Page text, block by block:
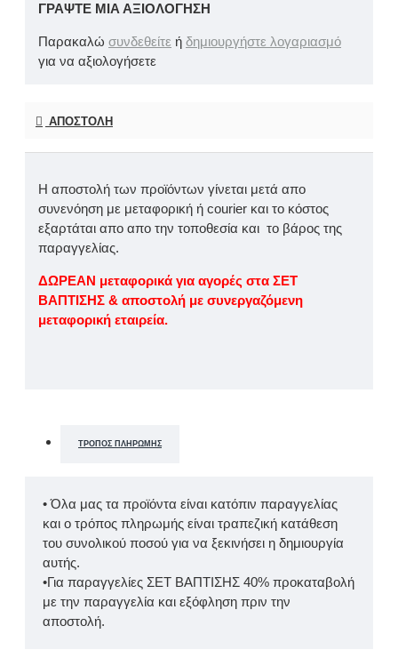
ΓΡΆΨΤΕ ΜΙΑ ΑΞΙΟΛΌΓΗΣΗ
Παρακαλώ συνδεθείτε ή δημιουργήστε λογαριασμό
για να αξιολογήσετε
ΑΠΟΣΤΟΛΉ
Η αποστολή των προϊόντων γίνεται μετά απο
συνενόηση με μεταφορική ή courier και το κόστος
εξαρτάται απο απο την τοποθεσία και το βάρος της
παραγγελίας.
ΔΩΡΕΑΝ μεταφορικά για αγορές στα ΣΕΤ
ΒΑΠΤΙΣΗΣ & αποστολή με συνεργαζόμενη
μεταφορική εταιρεία.
ΤΡΌΠΟΣ ΠΛΗΡΩΜΉΣ
• Όλα μας τα προϊόντα είναι κατόπιν παραγγελίας
και ο τρόπος πληρωμής είναι τραπεζική κατάθεση
του συνολικού ποσού για να ξεκινήσει η δημιουργία
αυτής.
•Για παραγγελίες ΣΕΤ ΒΑΠΤΙΣΗΣ 40% προκαταβολή
με την παραγγελία και εξόφληση πριν την
αποστολή.